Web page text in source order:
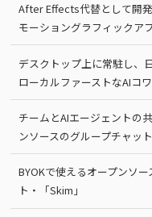
After Effects代替として開
モーショングラフィックア
デスクトップ上に常駐し、
ローカルファーストなAIコ
チームとAIエージェントの
ンソースのグループチャッ
BYOKで使えるオープンソ
ト・「Skim」